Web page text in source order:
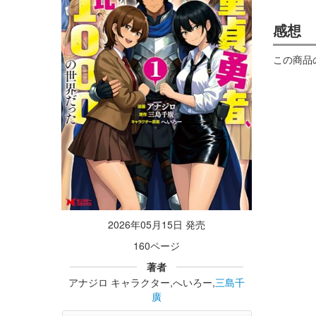
2026年05月15日 発売
160ページ
著者
アナジロ キャラクター,へいろー,三島千
廣
感想
この商品